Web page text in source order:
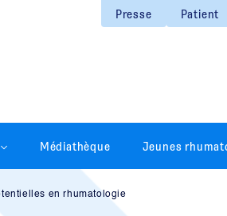
Presse Patient
Médiathèque Jeunes
en rhumatologie